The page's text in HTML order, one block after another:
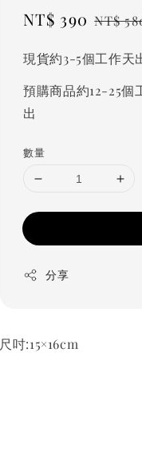
Sale
NT$ 390 NT$
現貨約3-5個工作天
預購商品約12-25個
出
數量
分享
尺吋:15×16cm